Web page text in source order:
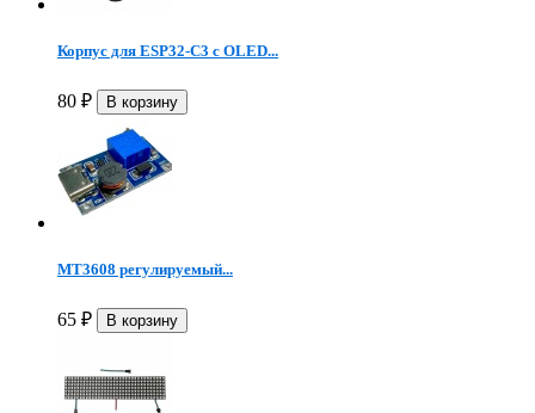
Корпус для ESP32-C3 с OLED...
80 ₽
MT3608 регулируемый...
65 ₽